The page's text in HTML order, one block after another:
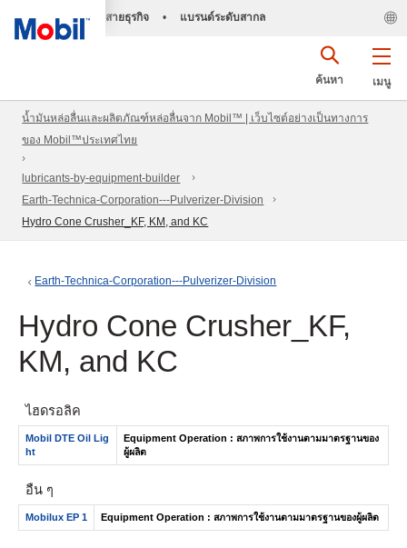
สายธุรกิจ • แบรนด์ระดับสากล
เมนู
ค้นหา
น้ำมันหล่อลื่นและผลิตภัณฑ์หล่อลื่นจาก Mobil™ | เว็บไซต์อย่างเป็นทางการ
ของ Mobil™ประเทศไทย
lubricants-by-equipment-builder
Earth-Technica-Corporation---Pulverizer-Division
Hydro Cone Crusher_KF, KM, and KC
Earth-Technica-Corporation---Pulverizer-Division
Hydro Cone Crusher_KF,
KM, and KC
ไฮดรอลิค
Mobil DTE Oil Lig
ht
Equipment Operation : สภาพการใช้งานตามมาตรฐานของ
ผู้ผลิต
อื่น ๆ
Mobilux EP 1 Equipment Operation : สภาพการใช้งานตามมาตรฐานของผู้ผลิต